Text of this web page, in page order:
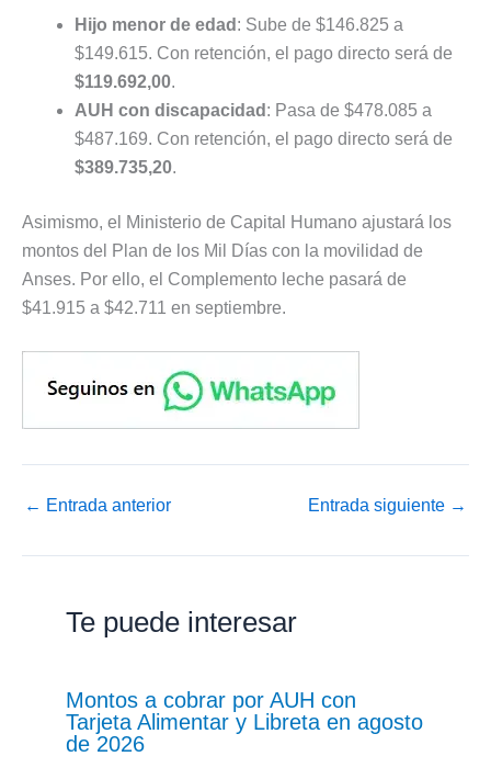
Hijo menor de edad : Sube de $146.825 a
$149.615. Con retención, el pago directo será de
$119.692,00.
AUH con discapacidad : Pasa de $478.085 a
$487.169. Con retención, el pago directo será de
$389.735,20.
Asimismo, el Ministerio de Capital Humano ajustará los
montos del Plan de los Mil Días con la movilidad de
Anses. Por ello, el Complemento leche pasará de
$41.915 a $42.711 en septiembre.
← Entrada anterior Entrada siguiente →
Te puede interesar
Montos a cobrar por AUH con
Tarjeta Alimentar y Libreta en agosto
de 2026